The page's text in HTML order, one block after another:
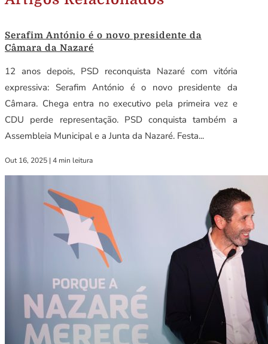
Serafim António é o novo presidente da
Câmara da Nazaré
12 anos depois, PSD reconquista Nazaré com vitória
expressiva: Serafim António é o novo presidente da
Câmara. Chega entra no executivo pela primeira vez e
CDU perde representação. PSD conquista também a
Assembleia Municipal e a Junta da Nazaré. Festa...
Out 16, 2025 | 4 min leitura